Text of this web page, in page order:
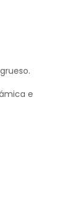
e